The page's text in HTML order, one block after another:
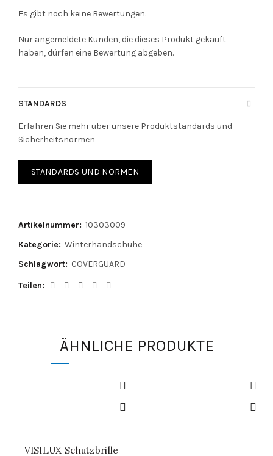
Es gibt noch keine Bewertungen.
Nur angemeldete Kunden, die dieses Produkt gekauft
haben, dürfen eine Bewertung abgeben.
STANDARDS
Erfahren Sie mehr über unsere Produktstandards und
Sicherheitsnormen
STANDARDS UND NORMEN
Artikelnummer: 10303009
Kategorie: Winterhandschuhe
Schlagwort: COVERGUARD
Teilen
ÄHNLICHE PRODUKTE
WEITERLESEN
VISILUX Schutzbrille